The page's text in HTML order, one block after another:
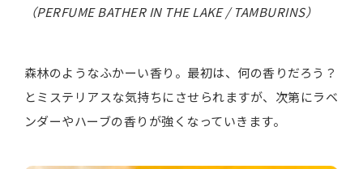
（PERFUME BATHER IN THE LAKE / TAMBURINS）
森林のようなふかーい香り。最初は、何の香りだろう？
とミステリアスな気持ちにさせられますが、次第にラベ
ンダーやハーブの香りが強くなっていきます。